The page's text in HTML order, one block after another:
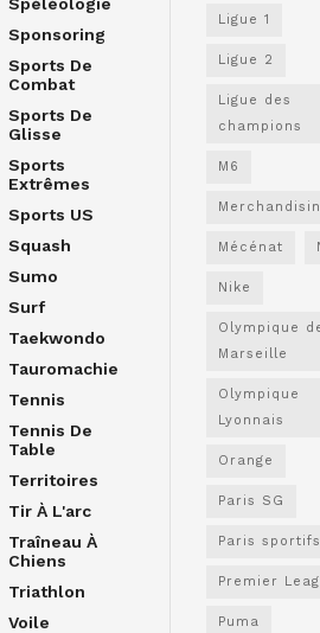
Sponsoring
Sports De
Combat
Sports De
Glisse
Sports
Extrêmes
Sports US
Squash
Sumo
Surf
Taekwondo
Tauromachie
Tennis
Tennis De
Table
Territoires
Tir À L'arc
Traîneau À
Chiens
Triathlon
Voile
Ligue 1
Ligue 2
Ligue des
champions
M6
Mécénat
Nike
Olympique
Marseille
Olympique
Lyonnais
Orange
Paris SG
Paris sportifs
Premier
Puma